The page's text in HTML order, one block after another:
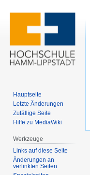
Hauptseite
Letzte Änderungen
Zufällige Seite
Hilfe zu MediaWiki
Werkzeuge
Links auf diese Seite
Änderungen an
verlinkten Seiten